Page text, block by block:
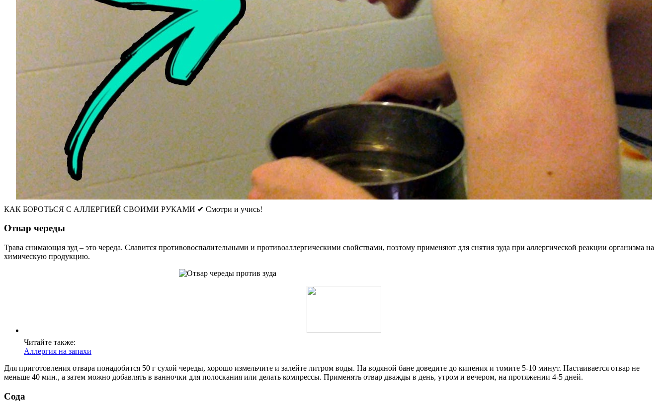
КАК БОРОТЬСЯ С АЛЛЕРГИЕЙ СВОИМИ РУКАМИ ✔ Смотри и учись!
Отвар череды
Трава снимающая зуд – это череда. Славится противовоспалительными и противоаллергическими свойствами, поэтому применяют для снятия зуда при аллергической реакции организма на
химическую продукцию.
Читайте также:
Аллергия на запахи
Для приготовления отвара понадобится 50 г сухой череды, хорошо измельчите и залейте литром воды. На водяной бане доведите до кипения и томите 5-10 минут. Настаивается отвар не
меньше 40 мин., а затем можно добавлять в ванночки для полоскания или делать компрессы. Применять отвар дважды в день, утром и вечером, на протяжении 4-5 дней.
Сода